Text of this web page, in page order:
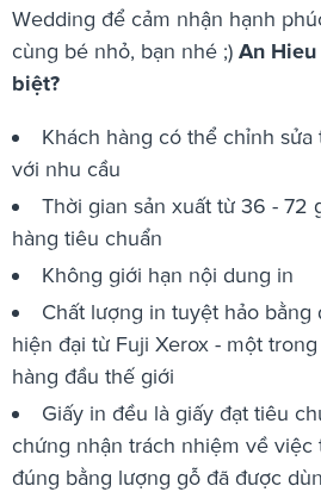
Wedding để cảm nhận hạnh
cùng bé nhỏ, bạn nhé ;) An
biệt?
Khách hàng có thể chỉnh
với nhu cầu
Thời gian sản xuất từ 36 - 72
hàng tiêu chuẩn
Không giới hạn nội dung in
Chất lượng in tuyệt hảo bằng
hiện đại từ Fuji Xerox - một
hàng đầu thế giới
Giấy in đều là giấy đạt tiêu
chứng nhận trách nhiệm về việc
đúng bằng lượng gỗ đã được